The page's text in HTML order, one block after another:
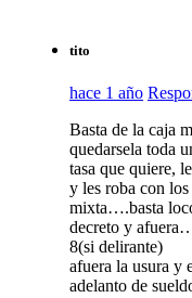
tito
hace 1 año
Basta de la caja
quedarsela toda
tasa que quiere,
y les roba con
mixta….basta
decreto y
8(si delirante)
afuera la usura y
adelanto de